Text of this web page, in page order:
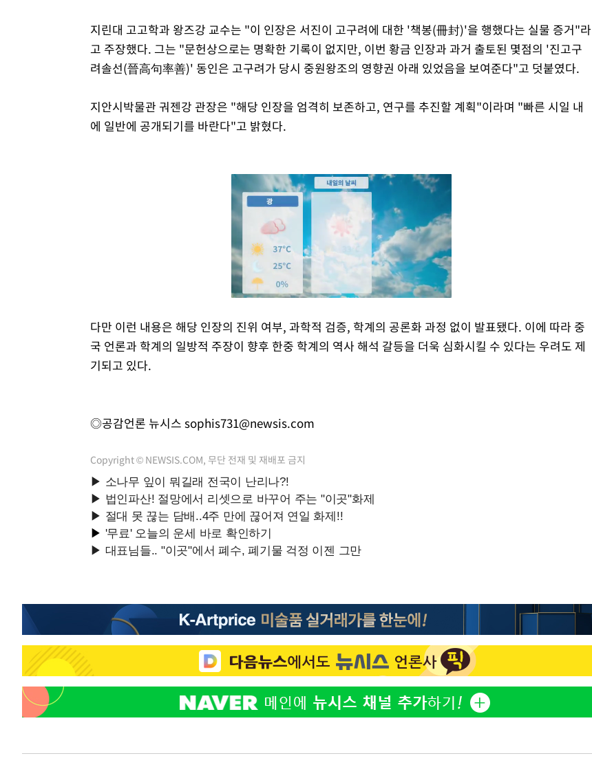
지린대 고고학과 왕즈강 교수는 "이 인장은 서진이 고구려에 대한 '책봉(冊封)'을 행했다는 실물 증거"라
고 주장했다. 그는 "문헌상으로는 명확한 기록이 없지만, 이번 황금 인장과 과거 출토된 몇점의 '진고구
려솔선(晉高句率善)' 동인은 고구려가 당시 중원왕조의 영향권 아래 있었음을 보여준다"고 덧붙였다.
지안시박물관 궈젠강 관장은 "해당 인장을 엄격히 보존하고, 연구를 추진할 계획"이라며 "빠른 시일 내
에 일반에 공개되기를 바란다"고 밝혔다.
Mute
다만 이런 내용은 해당 인장의 진위 여부, 과학적 검증, 학계의 공론화 과정 없이 발표됐다. 이에 따라 중
국 언론과 학계의 일방적 주장이 향후 한중 학계의 역사 해석 갈등을 더욱 심화시킬 수 있다는 우려도 제
기되고 있다.
◎공감언론 뉴시스 sophis731@newsis.com
Copyright © NEWSIS.COM, 무단 전재 및 재배포 금지